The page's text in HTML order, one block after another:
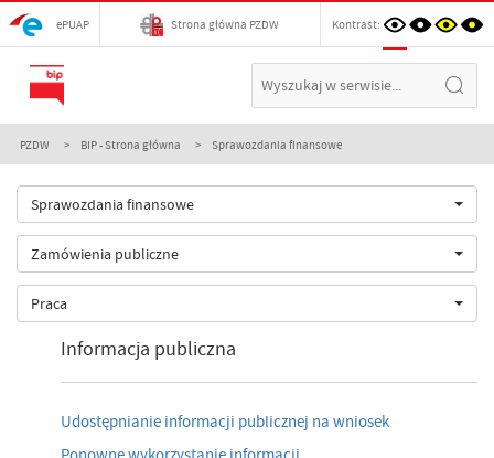
ePUAP Strona główna PZDW Kontrast:
PZDW BIP - Strona główna Sprawozdania finansowe
Sprawozdania finansowe
Zamówienia publiczne
Praca
Informacja publiczna
Udostępnianie informacji publicznej na wniosek